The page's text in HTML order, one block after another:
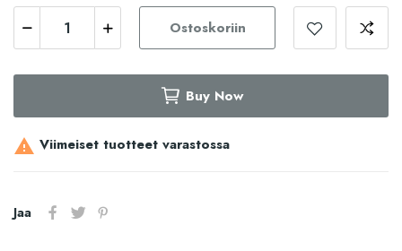
Ostoskoriin
Buy Now
 Viimeiset tuotteet varastossa
Jaa